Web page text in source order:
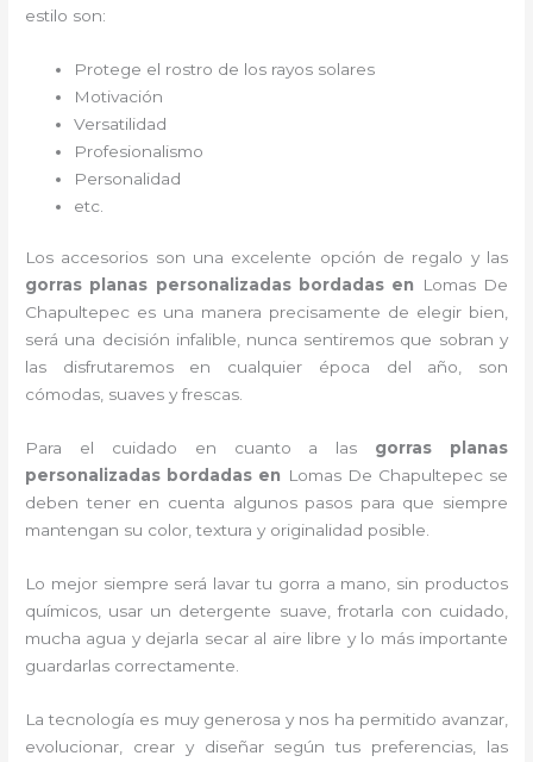
estilo son:
Protege el rostro de los rayos solares
Motivación
Versatilidad
Profesionalismo
Personalidad
etc.
Los accesorios son una excelente opción de regalo y las
gorras planas personalizadas bordadas en
Lomas De
Chapultepec es una manera precisamente de elegir bien,
será una decisión infalible, nunca sentiremos que sobran y
las disfrutaremos en cualquier época del año, son
cómodas, suaves y frescas.
Para el cuidado en cuanto a las gorras planas
personalizadas bordadas en Lomas De Chapultepec se
deben tener en cuenta algunos pasos para que siempre
mantengan su color, textura y originalidad posible.
Lo mejor siempre será lavar tu gorra a mano, sin productos
químicos, usar un detergente suave, frotarla con cuidado,
mucha agua y dejarla secar al aire libre y lo más importante
guardarlas correctamente.
La tecnología es muy generosa y nos ha permitido avanzar,
evolucionar, crear y diseñar según tus preferencias, las